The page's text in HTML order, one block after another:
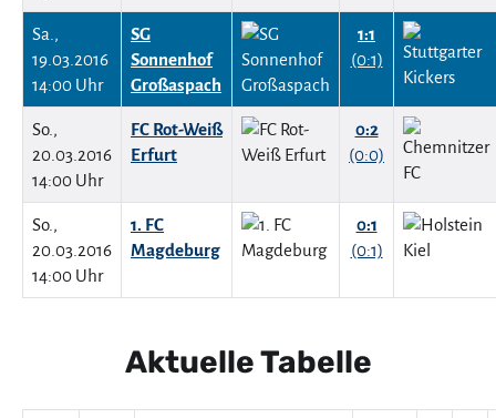
Sa.,
19.03.2016
14:00 Uhr
SG
Sonnenhof
Großaspach
1:1
(0:1)
So.,
20.03.2016
14:00 Uhr
FC Rot-Weiß
Erfurt
0:2
(0:0)
So.,
20.03.2016
14:00 Uhr
1. FC
Magdeburg
0:1
(0:1)
Aktuelle Tabelle